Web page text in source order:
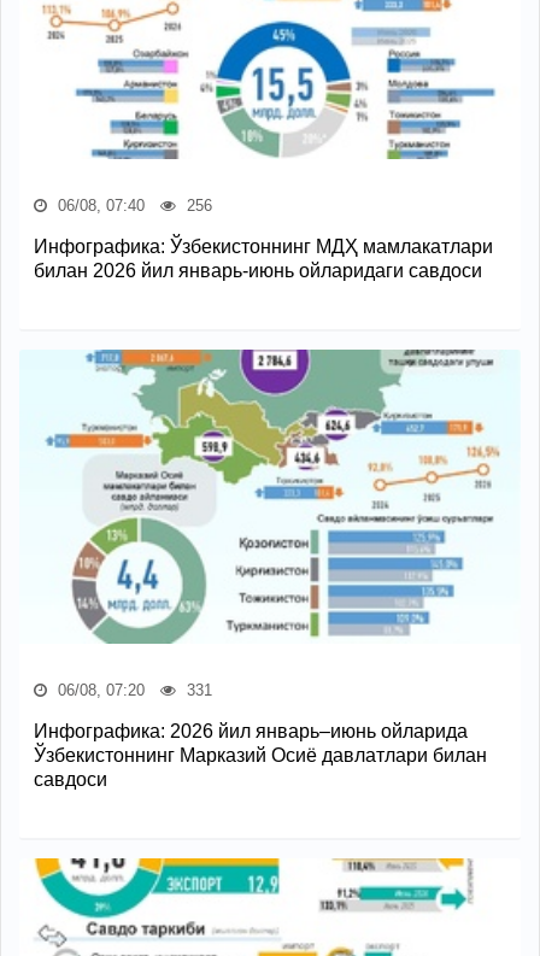
06/08, 07:40 256
Инфографика: Ўзбекистоннинг МДҲ мамлакатлари
билан 2026 йил январь-июнь ойларидаги савдоси
06/08, 07:20 331
Инфографика: 2026 йил январь–июнь ойларида
Ўзбекистоннинг Марказий Осиё давлатлари билан
савдоси